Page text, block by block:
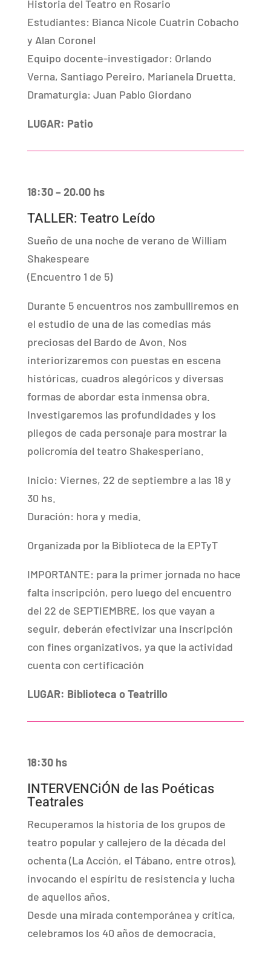
Historia del Teatro en Rosario
Estudiantes: Bianca Nicole Cuatrin Cobacho
y Alan Coronel
Equipo docente-investigador: Orlando
Verna, Santiago Pereiro, Marianela Druetta.
Dramaturgia: Juan Pablo Giordano
LUGAR: Patio
18:30 – 20.00 hs
TALLER: Teatro Leído
Sueño de una noche de verano de William
Shakespeare
(Encuentro 1 de 5)
Durante 5 encuentros nos zambulliremos en
el estudio de una de las comedias más
preciosas del Bardo de Avon. Nos
interiorizaremos con puestas en escena
históricas, cuadros alegóricos y diversas
formas de abordar esta inmensa obra.
Investigaremos las profundidades y los
pliegos de cada personaje para mostrar la
policromía del teatro Shakesperiano.
Inicio: Viernes, 22 de septiembre a las 18 y
30 hs.
Duración: hora y media.
Organizada por la Biblioteca de la EPTyT
IMPORTANTE: para la primer jornada no hace
falta inscripción, pero luego del encuentro
del 22 de SEPTIEMBRE, los que vayan a
seguir, deberán efectivizar una inscripción
con fines organizativos, ya que la actividad
cuenta con certificación
LUGAR: Biblioteca o Teatrillo
18:30 hs
INTERVENCiÓN de las Poéticas
Teatrales
Recuperamos la historia de los grupos de
teatro popular y callejero de la década del
ochenta (La Acción, el Tábano, entre otros),
invocando el espíritu de resistencia y lucha
de aquellos años.
Desde una mirada contemporánea y crítica,
celebramos los 40 años de democracia.